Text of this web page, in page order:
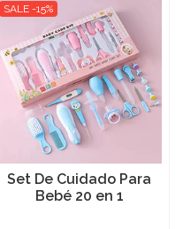
SALE -15%
Set De Cuidado Para
Bebé 20 en 1